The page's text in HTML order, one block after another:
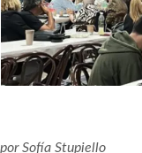
porSofía Stupiello